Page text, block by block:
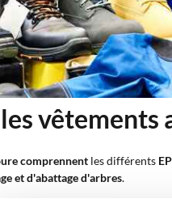
vêtements
comprennent les différents
et d'abattage d'arbres.
de nombreux risques,